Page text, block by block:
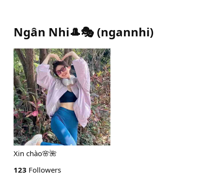
Ngân Nhi🎩🎭 (ngannhi)
Xin chào🌸🌺
123 Followers